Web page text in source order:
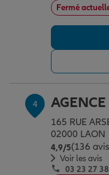
Protection
Tous nos devis
Fermé
4
165 RUE
02000 LAON
4,9/5Note de 4.9
(136
Voir les avis
03 23 27